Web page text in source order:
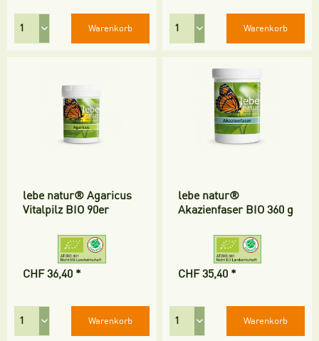
Warenkorb Warenkorb
lebe natur® Agaricus
Vitalpilz BIO 90er
CHF 36,40 *
Warenkorb
lebe natur®
Akazienfaser BIO 360 g
CHF 35,40 *
Warenkorb